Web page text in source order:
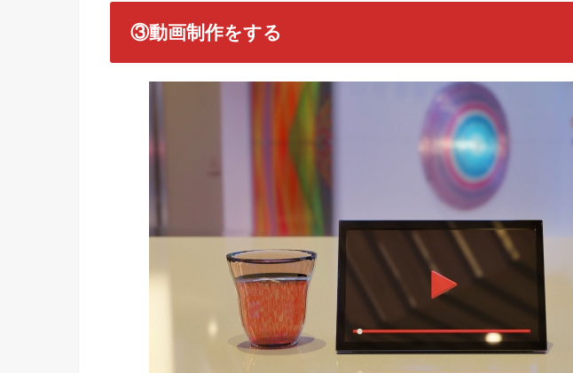
③動画制作をする